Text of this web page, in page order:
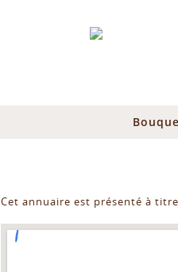
Cet annuaire est présenté à